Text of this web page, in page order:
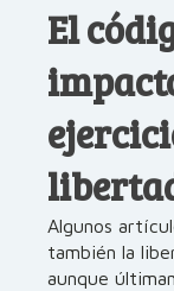
El
Algunos
también la
aunque